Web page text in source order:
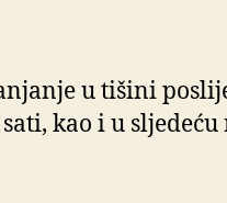
u tišini
kao i u